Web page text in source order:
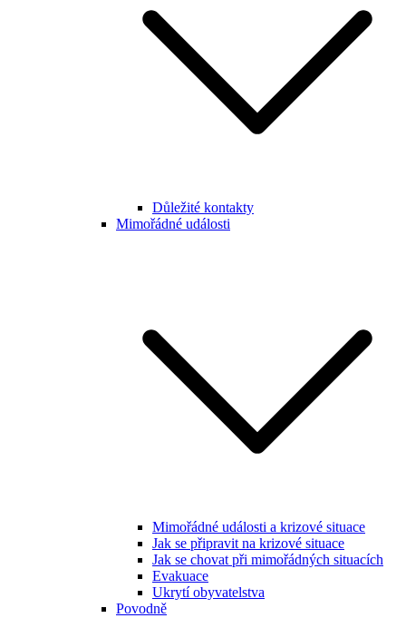
Důležité kontakty
Mimořádné události
Mimořádné události a krizové situace
Jak se připravit na krizové situace
Jak se chovat při mimořádných situacích
Evakuace
Ukrytí obyvatelstva
Povodně